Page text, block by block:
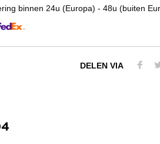
binnen 24u (Europa) - 48u (buiten
DELEN VIA